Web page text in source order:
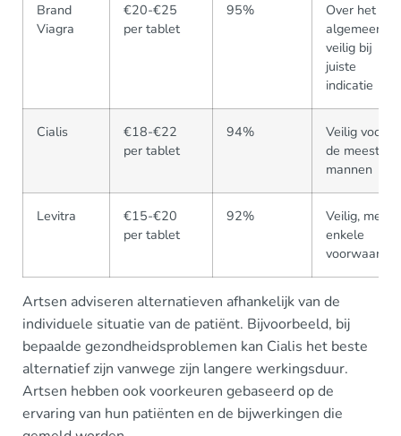
Brand
Viagra
€20-€25
per tablet
95%
Over het
algemeen
veilig bij
juiste
indicatie
Cialis
€18-€22
per tablet
94%
Veilig voor
de meeste
mannen
Levitra
€15-€20
per tablet
92%
Veilig, met
enkele
voorwaarden
Artsen adviseren alternatieven afhankelijk van de
individuele situatie van de patiënt. Bijvoorbeeld, bij
bepaalde gezondheidsproblemen kan Cialis het beste
alternatief zijn vanwege zijn langere werkingsduur.
Artsen hebben ook voorkeuren gebaseerd op de
ervaring van hun patiënten en de bijwerkingen die